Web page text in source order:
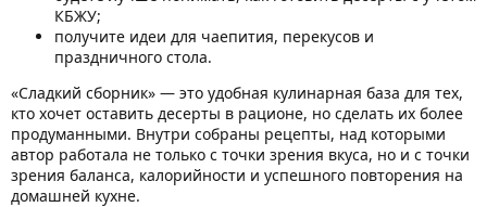
КБЖУ;
получите идеи для чаепития, перекусов и
праздничного стола.
«Сладкий сборник» — это удобная кулинарная база для тех,
кто хочет оставить десерты в рационе, но сделать их более
продуманными. Внутри собраны рецепты, над которыми
автор работала не только с точки зрения вкуса, но и с точки
зрения баланса, калорийности и успешного повторения на
домашней кухне.